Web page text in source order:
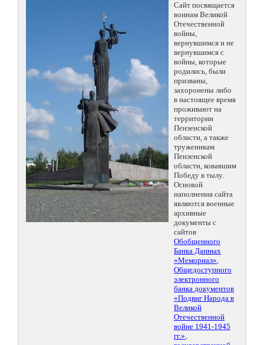
Сайт посвящается
воинам Великой
Отечественной
войны,
вернувшимся и не
вернувшимся с
войны, которые
родились, были
призваны,
захоронены либо
в настоящее время
проживают на
территории
Пензенской
области, а также
труженикам
Пензенской
области, ковавшим
Победу в тылу.
Основой
наполнения сайта
являются военные
архивные
документы с
сайтов
Обобщенного
Банка Данных
«Мемориал»,
Общедоступного
электронного
банка документов
«Подвиг Народа в
Великой
Отечественной
войне 1941-1945
гг.»,